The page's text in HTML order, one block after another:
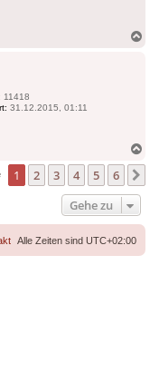
11418
31.12.2015, 01:11
1 2 3 4 5 6
Gehe zu
Alle Zeiten sind UTC+02:00